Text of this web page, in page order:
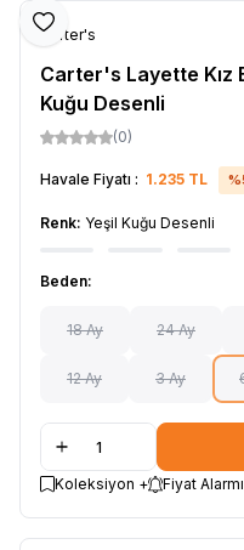
Favoriye Ekle
Carter's
Carter's Layette Kız
Kuğu Desenli
(0)
Havale Fiyatı : 1.235 TL %
Renk: Yeşil Kuğu Desenli
Beden:
18 Ay 24 Ay
12 Ay 3 Ay
Koleksiyon + Fiyat Alarmı